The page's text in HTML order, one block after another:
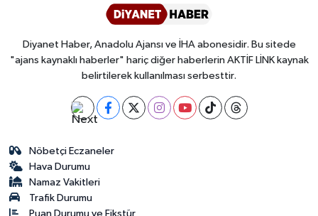
Diyanet Haber, Anadolu Ajansı ve İHA abonesidir. Bu sitede
"ajans kaynaklı haberler" hariç diğer haberlerin AKTİF LİNK kaynak
belirtilerek kullanılması serbesttir.
Nöbetçi Eczaneler
Hava Durumu
Namaz Vakitleri
Trafik Durumu
Puan Durumu ve Fikstür